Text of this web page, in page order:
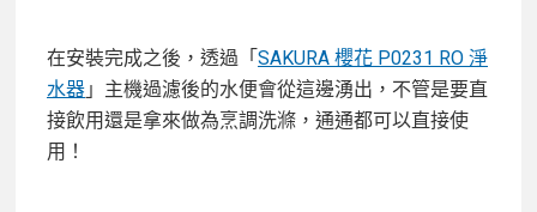
在安裝完成之後，透過「 SAKURA 櫻花 P0231 RO 淨
水器 」主機過濾後的水便會從這邊湧出，不管是要直
接飲用還是拿來做為烹調洗滌，通通都可以直接使
用！